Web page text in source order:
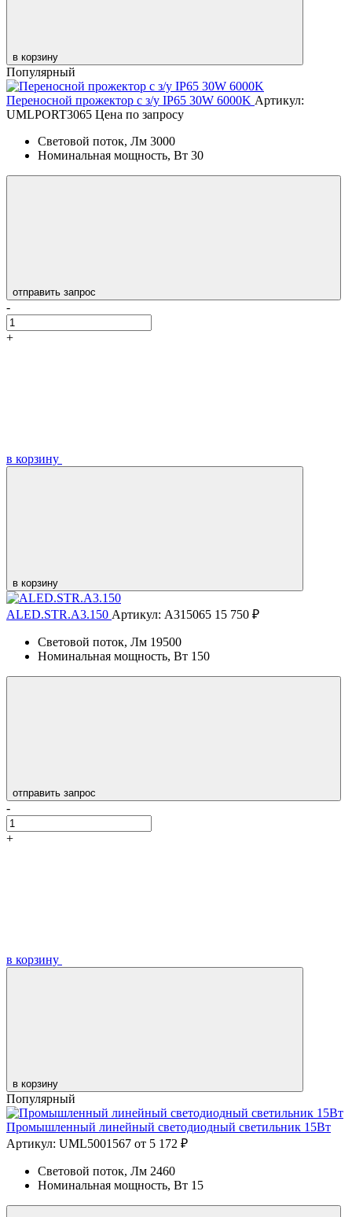
в корзину
Популярный
Переносной прожектор с з/у IP65 30W 6000K Артикул:
UMLPORT3065 Цена по запросу
Световой поток, Лм 3000
Номинальная мощность, Вт 30
отправить запрос
-
+
в корзину
в корзину
ALED.STR.A3.150 Артикул: А315065 15 750 ₽
Световой поток, Лм 19500
Номинальная мощность, Вт 150
отправить запрос
-
+
в корзину
в корзину
Популярный
Промышленный линейный светодиодный светильник 15Вт
Артикул: UML5001567 от 5 172 ₽
Световой поток, Лм 2460
Номинальная мощность, Вт 15